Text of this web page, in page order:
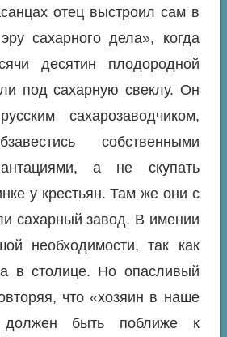
отец выстроил сам в
сахарного дела», когда
десятин плодородной
под сахарную свеклу. Он
сахарозаводчиком,
собственными
а не скупать
у крестьян. Там же они с
сахарный завод. В имении
необходимости, так как
в столице. Но опасливый
что «хозяин в наше
быть поближе к